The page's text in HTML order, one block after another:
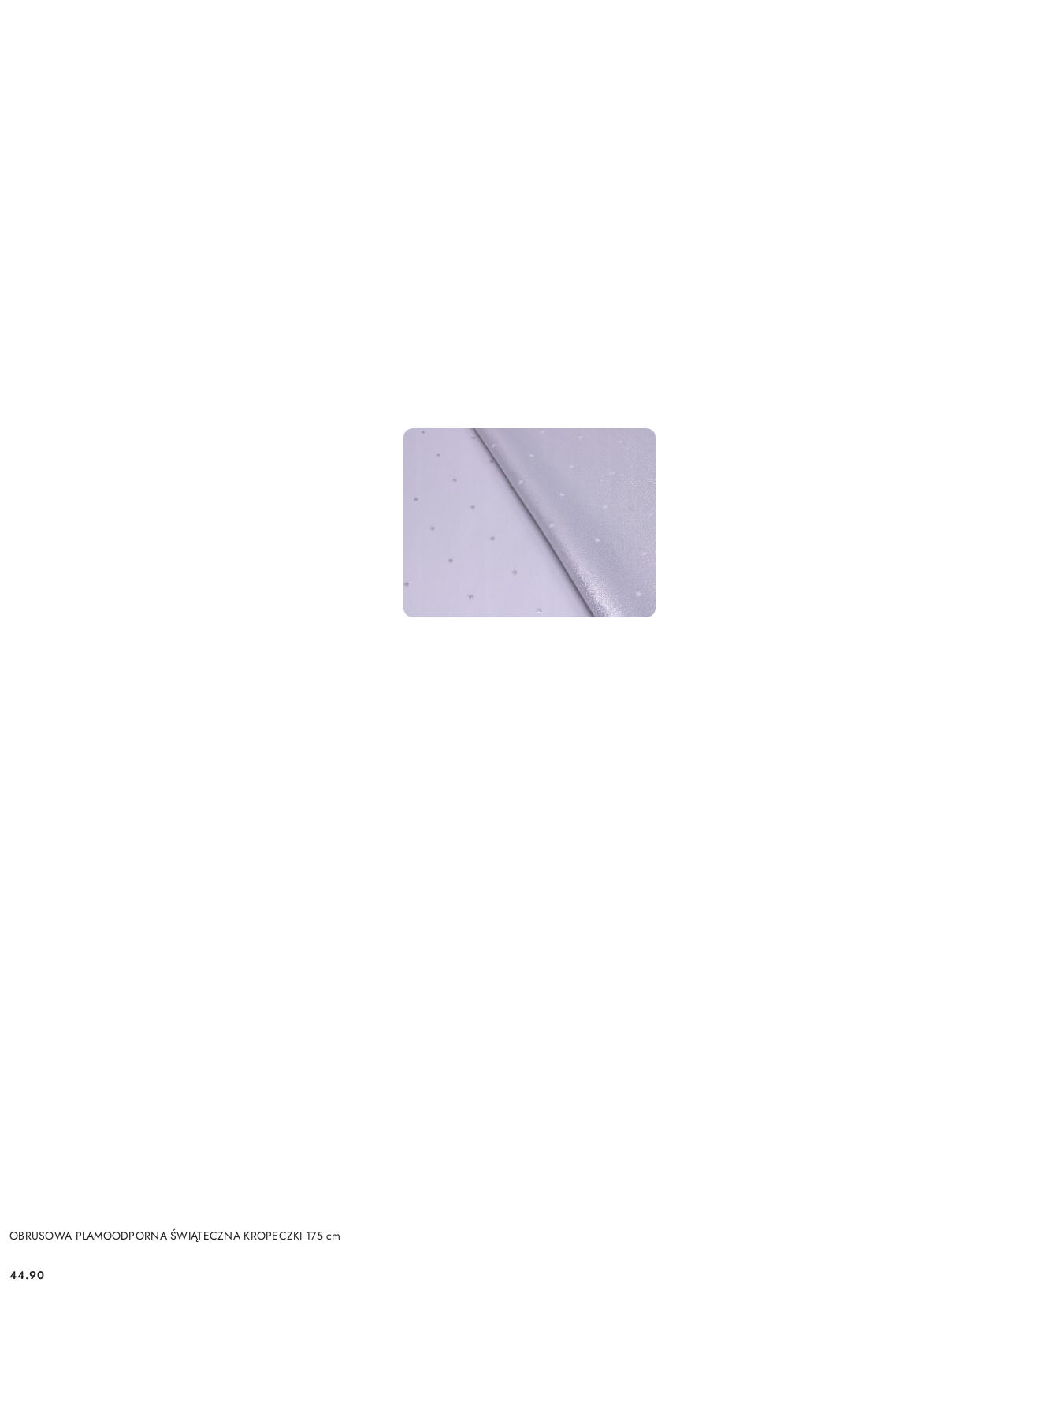
OBRUSOWA PLAMOODPORNA ŚWIĄTECZNA KROPECZKI 175 cm
Cena:
44.90